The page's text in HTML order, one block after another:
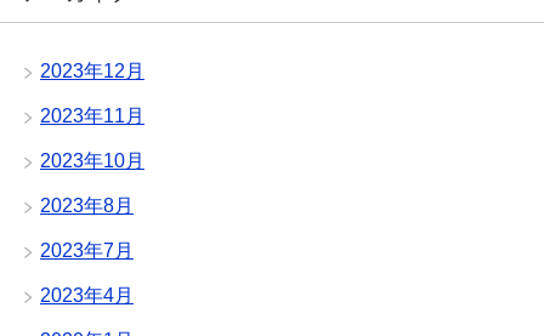
2023年12月
2023年11月
2023年10月
2023年8月
2023年7月
2023年4月